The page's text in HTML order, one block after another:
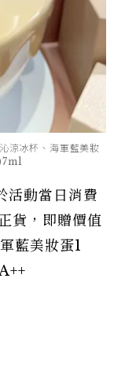
涼冰杯、海軍藍美妝
動當日消費
貨，即贈價值
藍美妝蛋1